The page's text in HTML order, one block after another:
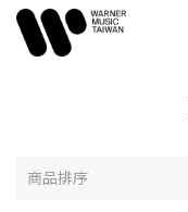
商品排序